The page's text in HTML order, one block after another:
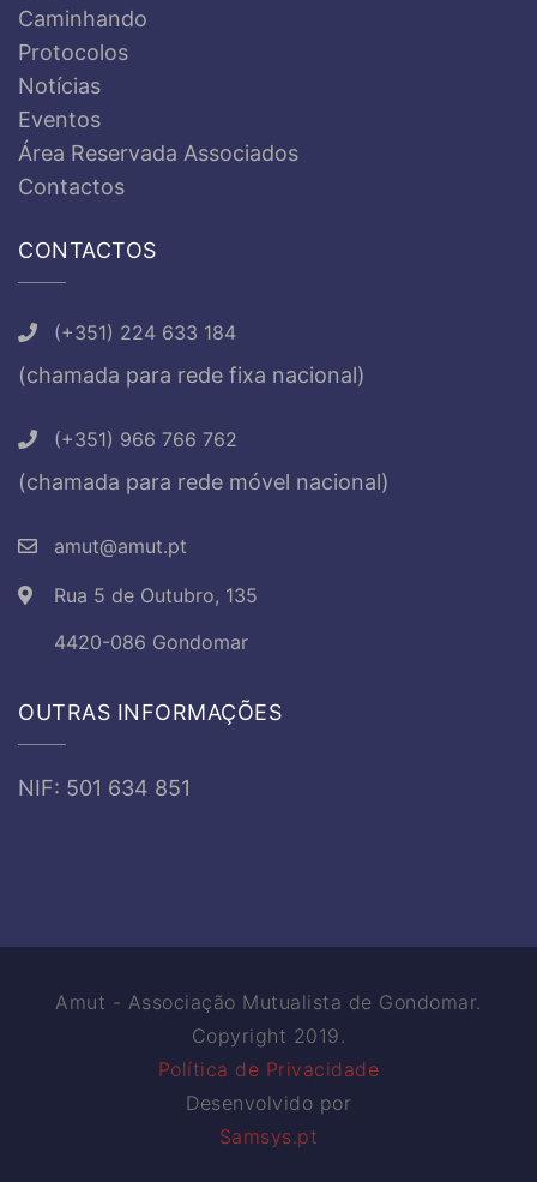
Caminhando
Protocolos
Notícias
Eventos
Área Reservada Associados
Contactos
CONTACTOS
(+351) 224 633 184
(chamada para rede fixa nacional)
(+351) 966 766 762
(chamada para rede móvel nacional)
amut@amut.pt
Rua 5 de Outubro, 135
4420-086 Gondomar
OUTRAS INFORMAÇÕES
NIF: 501 634 851
Amut - Associação Mutualista de Gondomar.
Copyright 2019.
Política de Privacidade
Desenvolvido por
Samsys.pt